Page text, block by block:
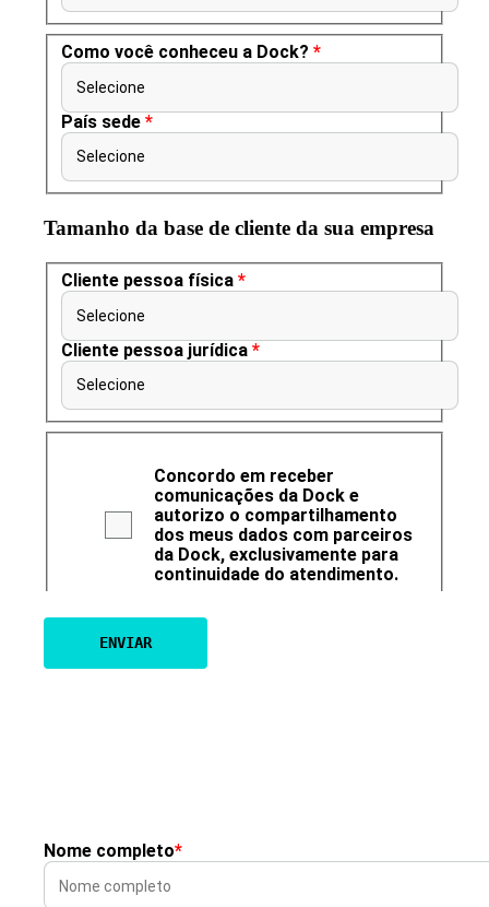
Como você conheceu a Dock? *
Selecione
País sede *
Selecione
Tamanho da base de cliente da sua empresa
Cliente pessoa física *
Selecione
Cliente pessoa jurídica *
Selecione
Concordo em receber
comunicações da Dock e
autorizo o compartilhamento
dos meus dados com parceiros
da Dock, exclusivamente para
continuidade do atendimento.
Nome completo*